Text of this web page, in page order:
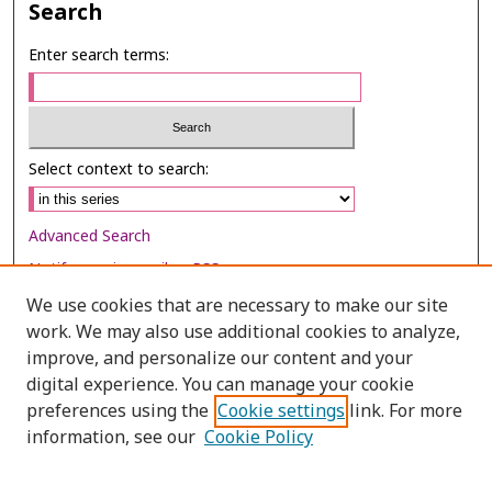
Search
Enter search terms:
Select context to search:
Advanced Search
Notify me via email orRSS
Browse
Collections
Disciplines
Authors
We use cookies that are necessary to make our site
work. We may also use additional cookies to analyze,
improve, and personalize our content and your
digital experience. You can manage your cookie
preferences using the Cookie settings link. For more
information, see our Cookie Policy